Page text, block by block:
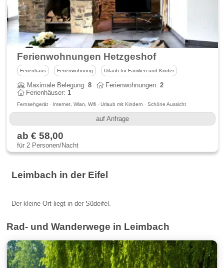
Ferienwohnungen Hetzgeshof
Ferienhaus Ferienwohnung Urlaub für Familien und Kinder
Maximale Belegung:8 Ferienwohnungen:2
Ferienhäuser:1
Fernsehgerät · Internet, Wlan, Wifi · Urlaub mit Kindern · Schöne Aussicht
auf Anfrage
ab € 58,00
für 2 Personen/Nacht
Leimbach in der Eifel
Der kleine Ort liegt in der Südeifel.
Rad- und Wanderwege in Leimbach